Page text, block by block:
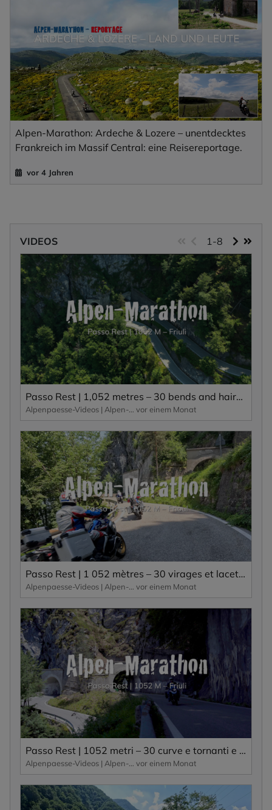
Alpen-Marathon: Ardeche & Lozere – unentdecktes
Frankreich im Massif Central: eine Reisereportage.
vor 4 Jahren
VIDEOS 1-8
Passo Rest | 1,052 metres – 30 bends and hairpin bends and a narrow road characterise this Alpine pass.
Alpenpaesse-Videos | Alpen-Marathon vor einem Monat
Passo Rest | 1 052 mètres – 30 virages et lacets ainsi qu’une route étroite caractérisent ce col alpin.
Alpenpaesse-Videos | Alpen-Marathon vor einem Monat
Passo Rest | 1052 metri – 30 curve e tornanti e una strada stretta caratterizzano questo passo alpino.
Alpenpaesse-Videos | Alpen-Marathon vor einem Monat